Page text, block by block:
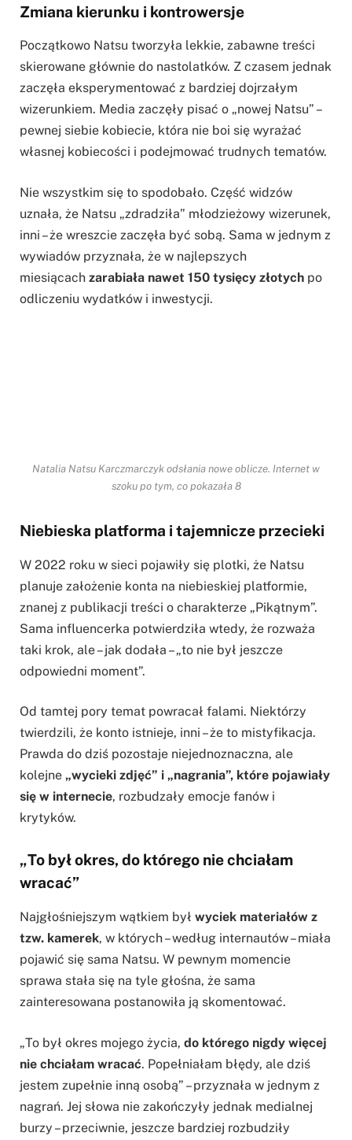
Zmiana kierunku i kontrowersje
Początkowo Natsu tworzyła lekkie, zabawne treści
skierowane głównie do nastolatków. Z czasem jednak
zaczęła eksperymentować z bardziej dojrzałym
wizerunkiem. Media zaczęły pisać o „nowej Natsu” –
pewnej siebie kobiecie, która nie boi się wyrażać
własnej kobiecości i podejmować trudnych tematów.
Nie wszystkim się to spodobało. Część widzów
uznała, że Natsu „zdradziła” młodzieżowy wizerunek,
inni – że wreszcie zaczęła być sobą. Sama w jednym z
wywiadów przyznała, że w najlepszych
miesiącach zarabiała nawet 150 tysięcy złotych po
odliczeniu wydatków i inwestycji.
Natalia Natsu Karczmarczyk odsłania nowe oblicze. Internet w
szoku po tym, co pokazała 8
Niebieska platforma i tajemnicze przecieki
W 2022 roku w sieci pojawiły się plotki, że Natsu
planuje założenie konta na niebieskiej platformie,
znanej z publikacji treści o charakterze „Pikątnym”.
Sama influencerka potwierdziła wtedy, że rozważa
taki krok, ale – jak dodała – „to nie był jeszcze
odpowiedni moment”.
Od tamtej pory temat powracał falami. Niektórzy
twierdzili, że konto istnieje, inni – że to mistyfikacja.
Prawda do dziś pozostaje niejednoznaczna, ale
kolejne „wycieki zdjęć” i „nagrania”, które pojawiały
się w internecie, rozbudzały emocje fanów i
krytyków.
„To był okres, do którego nie chciałam
wracać”
Najgłośniejszym wątkiem był wyciek materiałów z
tzw. kamerek, w których – według internautów – miała
pojawić się sama Natsu. W pewnym momencie
sprawa stała się na tyle głośna, że sama
zainteresowana postanowiła ją skomentować.
„To był okres mojego życia, do którego nigdy więcej
nie chciałam wracać. Popełniałam błędy, ale dziś
jestem zupełnie inną osobą” – przyznała w jednym z
nagrań. Jej słowa nie zakończyły jednak medialnej
burzy – przeciwnie, jeszcze bardziej rozbudziły